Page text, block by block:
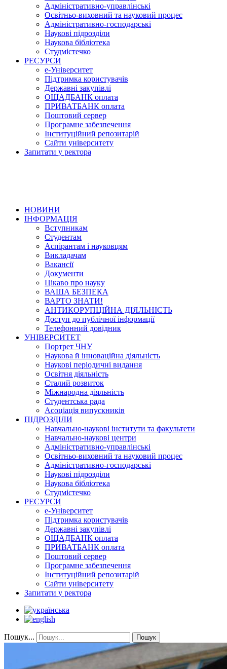
Адміністративно-управлінські
Освітньо-виховний та науковий процес
Адміністративно-господарські
Наукові підрозділи
Наукова бібліотека
Студмістечко
РЕСУРСИ
е-Університет
Підтримка користувачів
Державні закупівлі
ОЩАДБАНК оплата
ПРИВАТБАНК оплата
Поштовий сервер
Програмне забезпечення
Інституційний репозитарій
Сайти університету
Запитати у ректора
НОВИНИ
ІНФОРМАЦІЯ
Вступникам
Студентам
Аспірантам і науковцям
Викладачам
Вакансії
Документи
Цікаво про науку
ВАША БЕЗПЕКА
ВАРТО ЗНАТИ!
АНТИКОРУПЦІЙНА ДІЯЛЬНІСТЬ
Доступ до публічної інформації
Телефонний довідник
УНІВЕРСИТЕТ
Портрет ЧНУ
Наукова й інноваційна діяльність
Наукові періодичні видання
Освітня діяльність
Сталий розвиток
Міжнародна діяльність
Студентська рада
Асоціація випускників
ПІДРОЗДІЛИ
Навчально-наукові інститути та факультети
Навчально-наукові центри
Адміністративно-управлінські
Освітньо-виховний та науковий процес
Адміністративно-господарські
Наукові підрозділи
Наукова бібліотека
Студмістечко
РЕСУРСИ
е-Університет
Підтримка користувачів
Державні закупівлі
ОЩАДБАНК оплата
ПРИВАТБАНК оплата
Поштовий сервер
Програмне забезпечення
Інституційний репозитарій
Сайти університету
Запитати у ректора
Пошук... Пошук